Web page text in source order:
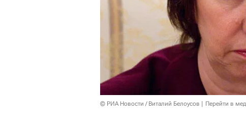
© РИА Новости / Виталий Белоусов Перейти в